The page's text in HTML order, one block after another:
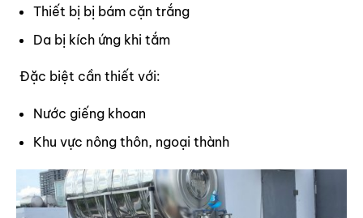
Thiết bị bị bám cặn trắng
Da bị kích ứng khi tắm
Đặc biệt cần thiết với:
Nước giếng khoan
Khu vực nông thôn, ngoại thành